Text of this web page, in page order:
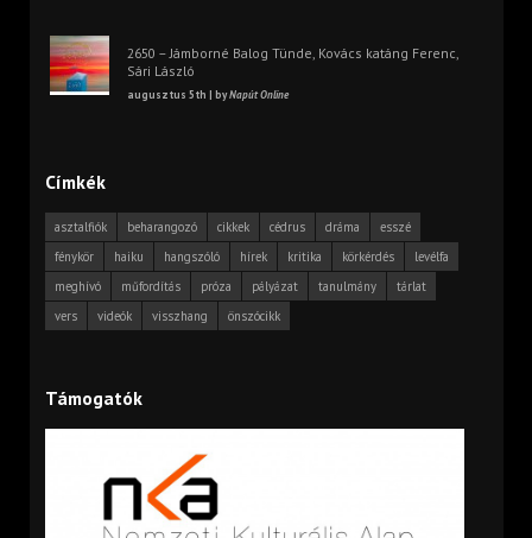
2650 – Jámborné Balog Tünde, Kovács katáng Ferenc,
Sári László
augusztus 5th | byNapút Online
Címkék
asztalfiók beharangozó cikkek cédrus dráma
esszé
fénykör
haiku hangszóló hírek kritika körkérdés
levélfa
meghívó
műfordítás próza pályázat tanulmány
tárlat
vers
videók visszhang önszócikk
Támogatók